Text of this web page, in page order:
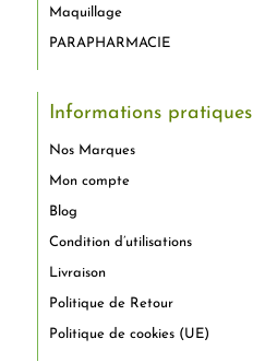
Maquillage
PARAPHARMACIE
Informations pratiques
Nos Marques
Mon compte
Blog
Condition d’utilisations
Livraison
Politique de Retour
Politique de cookies (UE)